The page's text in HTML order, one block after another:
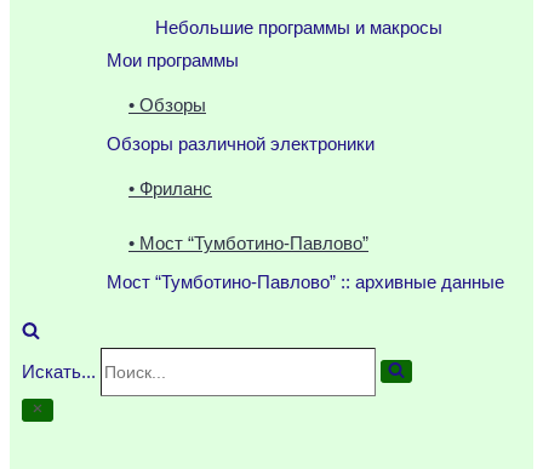
Небольшие программы и макросы
Мои программы
• Обзоры
Обзоры различной электроники
• Фриланс
• Мост “Тумботино-Павлово”
Мост “Тумботино-Павлово” :: архивные данные
Искать...